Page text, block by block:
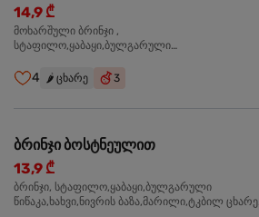
14,9 ₾
მოხარშული ბრინჯი ,
სტაფილო,ყაბაყი,ბულგარული
ტკბილ ცხარე სოუსი,მწვანე ხახვი,სეზამის
მარცვლის ნაზავი,მზესუმზირის ზეთი,ბარდა
4 🌶️ ცხარე 3
ბრინჯი ბოსტნეულით
13,9 ₾
ბრინჯი, სტაფილო,ყაბაყი,ბულგარული
წიწაკა,ხახვი,ნივრის ბაზა,მარილი,ტკბილ ცხარე